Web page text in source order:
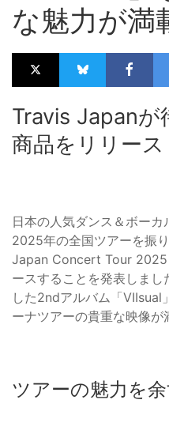
な魅力が満
Travis Japanが
商品をリリース
日本の人気ダンス＆ボーカ
2025年の全国ツアーを振
Japan Concert Tour 2025
ースすることを発表しまし
した2ndアルバム「VIIsual
ーナツアーの貴重な映像が
ツアーの魅力を